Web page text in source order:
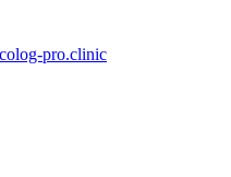
pro.clinic